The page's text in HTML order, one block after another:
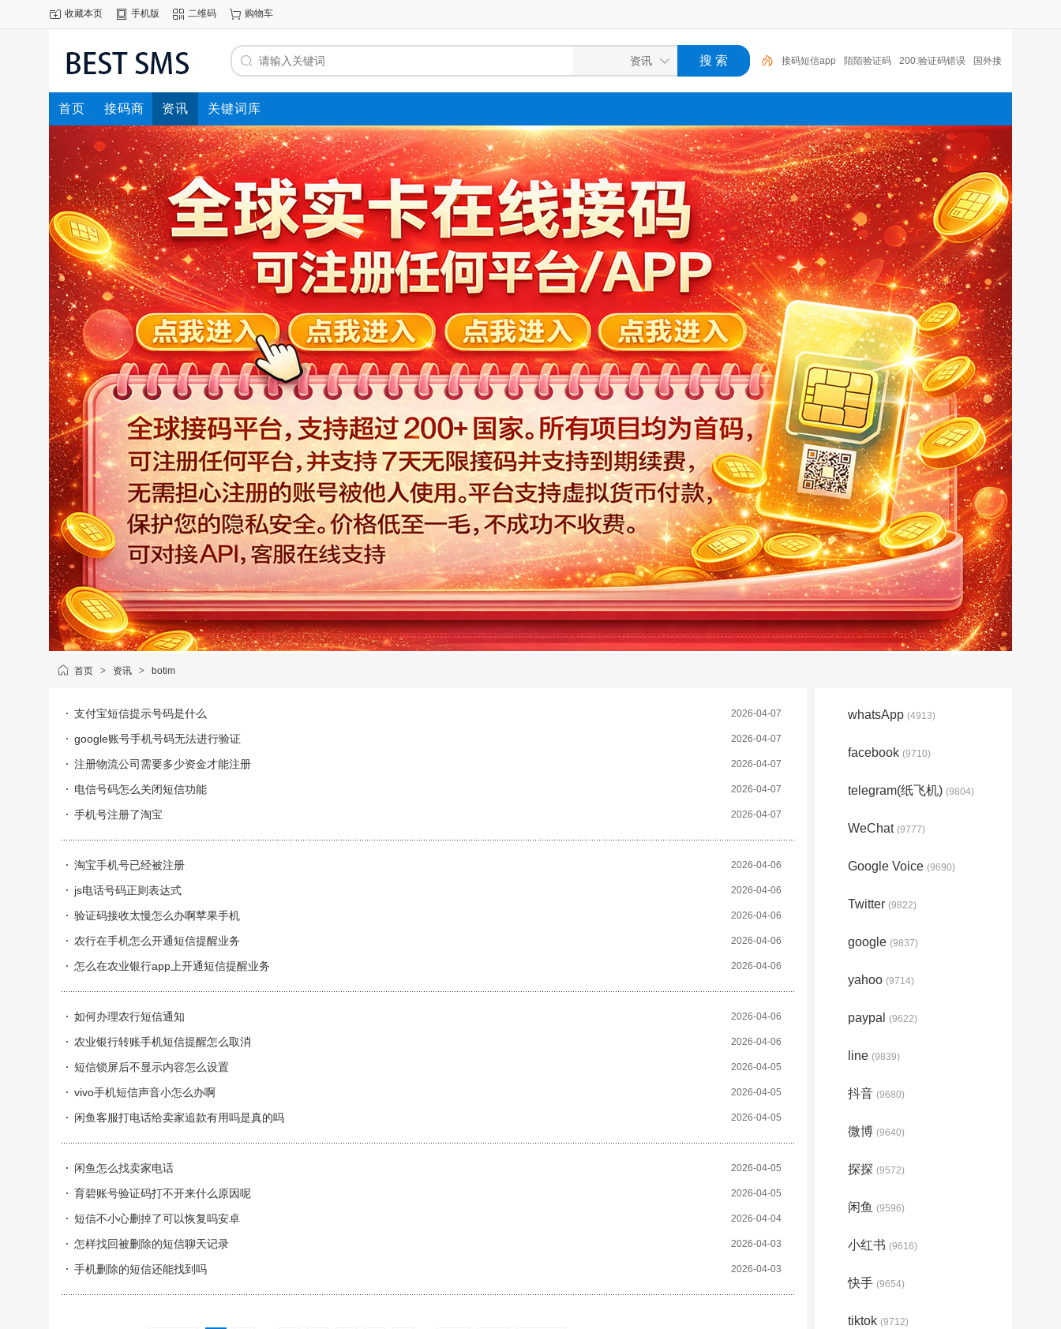
收藏本页 手机版 二维码 购物车
陌陌验证码 200:验证码错误 国外接码软件下载
接码短信平台注册抖音 老年机有没有验证码 语音
验证码收费吗 国外手机号接码网站 探探无法收到验
证码 云短信接码app 接码短信app
首页 接码商 资讯 关键词库
首页 > 资讯 > botim
2026-04-07
支付宝短信提示号码是什么
2026-04-07
google账号手机号码无法进行验证
2026-04-07
注册物流公司需要多少资金才能注册
2026-04-07
电信号码怎么关闭短信功能
2026-04-07
手机号注册了淘宝
2026-04-06
淘宝手机号已经被注册
2026-04-06
js电话号码正则表达式
2026-04-06
验证码接收太慢怎么办啊苹果手机
2026-04-06
农行在手机怎么开通短信提醒业务
2026-04-06
怎么在农业银行app上开通短信提醒业务
2026-04-06
如何办理农行短信通知
2026-04-06
农业银行转账手机短信提醒怎么取消
2026-04-05
短信锁屏后不显示内容怎么设置
2026-04-05
vivo手机短信声音小怎么办啊
2026-04-05
闲鱼客服打电话给卖家追款有用吗是真的吗
2026-04-05
闲鱼怎么找卖家电话
2026-04-05
育碧账号验证码打不开来什么原因呢
2026-04-04
短信不小心删掉了可以恢复吗安卓
2026-04-03
怎样找回被删除的短信聊天记录
2026-04-03
手机删除的短信还能找到吗
whatsApp (4913)
facebook (9710)
telegram(纸飞机) (9804)
WeChat (9777)
Google Voice (9690)
Twitter (9822)
google (9837)
yahoo (9714)
paypal (9622)
line (9839)
抖音 (9680)
微博 (9640)
探探 (9572)
闲鱼 (9596)
小红书 (9616)
快手 (9654)
tiktok (9712)